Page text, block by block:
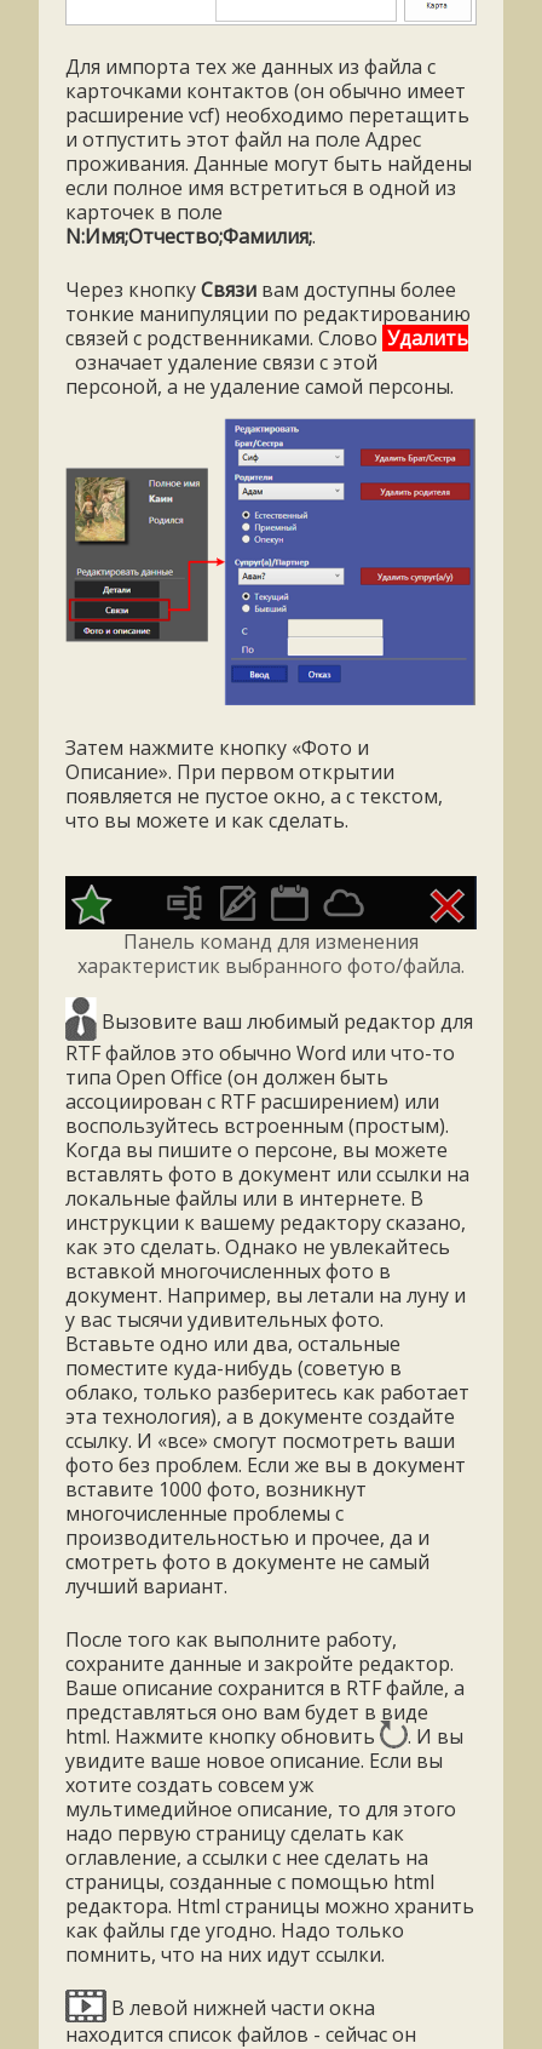
Для импорта тех же данных из файла с
карточками контактов (он обычно имеет
расширение vcf) необходимо перетащить
и отпустить этот файл на поле Адрес
проживания. Данные могут быть найдены
если полное имя встретиться в одной из
карточек в поле
N:Имя;Отчество;Фамилия;.
Через кнопкуСвязи вам доступны более
тонкие манипуляции по редактированию
связей с родственниками. Слово Удалить
означает удаление связи с этой
персоной, а не удаление самой персоны.
Затем нажмите кнопку «Фото и
Описание». При первом открытии
появляется не пустое окно, а с текстом,
что вы можете и как сделать.
Панель команд для изменения
характеристик выбранного фото/файла.
Вызовите ваш любимый редактор для
RTF файлов это обычно Word или что-то
типа Open Office (он должен быть
ассоциирован с RTF расширением) или
воспользуйтесь встроенным (простым).
Когда вы пишите о персоне, вы можете
вставлять фото в документ или ссылки на
локальные файлы или в интернете. В
инструкции к вашему редактору сказано,
как это сделать. Однако не увлекайтесь
вставкой многочисленных фото в
документ. Например, вы летали на луну и
у вас тысячи удивительных фото.
Вставьте одно или два, остальные
поместите куда-нибудь (советую в
облако, только разберитесь как работает
эта технология), а в документе создайте
ссылку. И «все» смогут посмотреть ваши
фото без проблем. Если же вы в документ
вставите 1000 фото, возникнут
многочисленные проблемы с
производительностью и прочее, да и
смотреть фото в документе не самый
лучший вариант.
После того как выполните работу,
сохраните данные и закройте редактор.
Ваше описание сохранится в RTF файле, а
представляться оно вам будет в виде
html. Нажмите кнопку обновить
. И вы
увидите ваше новое описание. Если вы
хотите создать совсем уж
мультимедийное описание, то для этого
надо первую страницу сделать как
оглавление, а ссылки с нее сделать на
страницы, созданные с помощью html
редактора. Html страницы можно хранить
как файлы где угодно. Надо только
помнить, что на них идут ссылки.
В левой нижней части окна
находится список файлов - сейчас он